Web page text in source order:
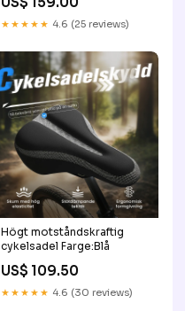
SPARA MER:🔥🔥KÖP 3 FÅ 1
GRATIS (4 PAR)
★★★★★ 4.6 (25 reviews)
Högt motståndskraftig
cykelsadel Farge:Blå
US$ 109.50
★★★★★ 4.6 (30 reviews)